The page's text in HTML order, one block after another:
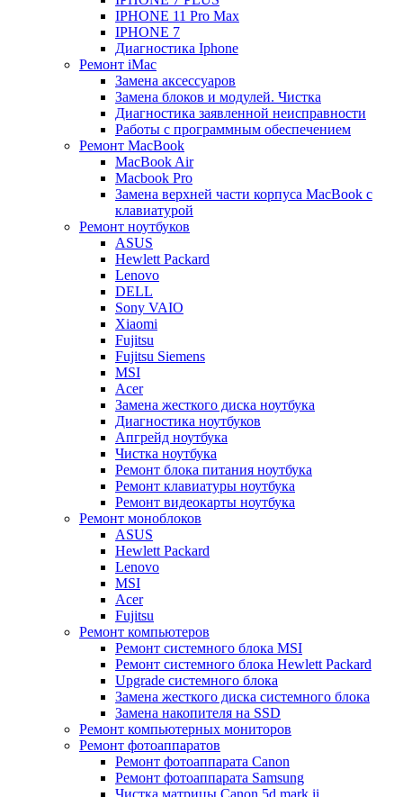
IPHONE 11 Pro Max
IPHONE 7
Диагностика Iphone
Ремонт iMac
Замена аксессуаров
Замена блоков и модулей. Чистка
Диагностика заявленной неисправности
Работы с программным обеспечением
Ремонт MacBook
MacBook Air
Macbook Pro
Замена верхней части корпуса MacBook с
клавиатурой
Ремонт ноутбуков
ASUS
Hewlett Packard
Lenovo
DELL
Sony VAIO
Xiaomi
Fujitsu
Fujitsu Siemens
MSI
Acer
Замена жесткого диска ноутбука
Диагностика ноутбуков
Апгрейд ноутбука
Чистка ноутбука
Ремонт блока питания ноутбука
Ремонт клавиатуры ноутбука
Ремонт видеокарты ноутбука
Ремонт моноблоков
ASUS
Hewlett Packard
Lenovo
MSI
Acer
Fujitsu
Ремонт компьютеров
Ремонт системного блока MSI
Ремонт системного блока Hewlett Packard
Upgrade системного блока
Замена жесткого диска системного блока
Замена накопителя на SSD
Ремонт компьютерных мониторов
Ремонт фотоаппаратов
Ремонт фотоаппарата Canon
Ремонт фотоаппарата Samsung
Чистка матрицы Canon 5d mark ii